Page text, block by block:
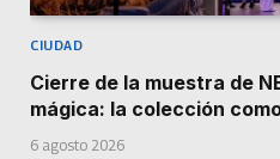
CIUDAD
Cierre de la muestra de
mágica: la colección
6 agosto 2026